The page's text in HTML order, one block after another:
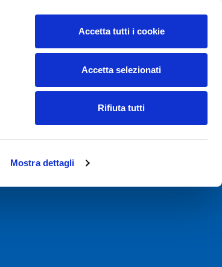
Mostra dettagli
Accetta tutti i cookie
Accetta selezionati
Rifiuta tutti
CONTATTI